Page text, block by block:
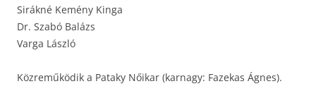
Sirákné Kemény Kinga
Dr. Szabó Balázs
Varga László
Közreműködik a Pataky Nőikar (karnagy: Fazekas Ágnes).